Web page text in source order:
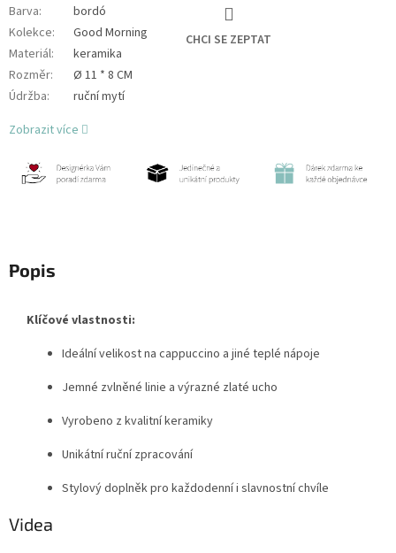
Barva:
bordó
Kolekce:
Good Morning
Materiál:
keramika
Rozměr:
Ø 11 * 8 CM
Údržba: ruční mytí
CHCI SE ZEPTAT
Zobrazit více
Popis
Klíčové vlastnosti:
Ideální velikost na cappuccino a jiné teplé nápoje
Jemné zvlněné linie a výrazné zlaté ucho
Vyrobeno z kvalitní keramiky
Unikátní ruční zpracování
Stylový doplněk pro každodenní i slavnostní chvíle
Videa